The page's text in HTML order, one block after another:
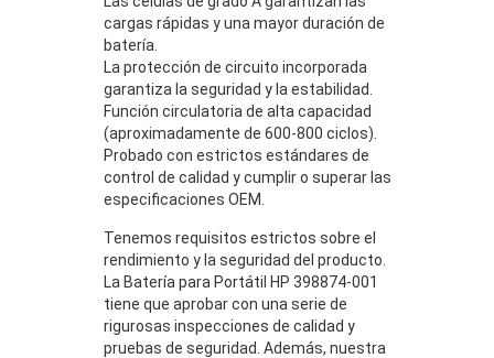
cargas rápidas y una mayor duración de
batería.
La protección de circuito incorporada
garantiza la seguridad y la estabilidad.
Función circulatoria de alta capacidad
(aproximadamente de 600-800 ciclos).
Probado con estrictos estándares de
control de calidad y cumplir o superar las
especificaciones OEM.
Tenemos requisitos estrictos sobre el
rendimiento y la seguridad del producto.
La Batería para Portátil HP 398874-001
tiene que aprobar con una serie de
rigurosas inspecciones de calidad y
pruebas de seguridad. Además, nuestra